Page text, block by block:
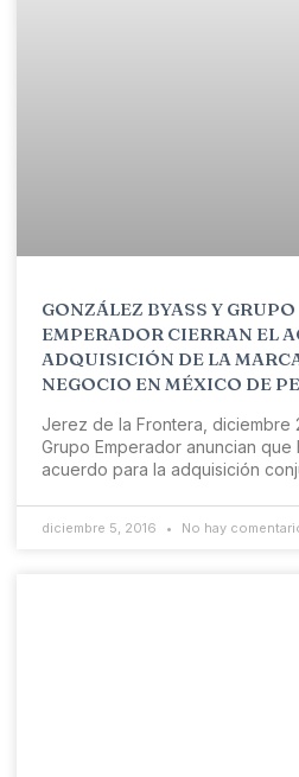
GONZÁLEZ BYASS Y GRUPO
EMPERADOR CIERRAN EL
ADQUISICIÓN DE LA
NEGOCIO EN MÉXICO DE
Jerez de la Frontera, diciembre
Grupo Emperador anuncian que
acuerdo para la adquisición
diciembre 5, 2016 No hay